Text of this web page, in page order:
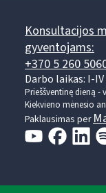
Konsultacijos
gyventojams:
+370 5 260
Darbo laikas: I-IV
Prieššventinę dieną
Kiekvieno mėnesio
Paklausimas per